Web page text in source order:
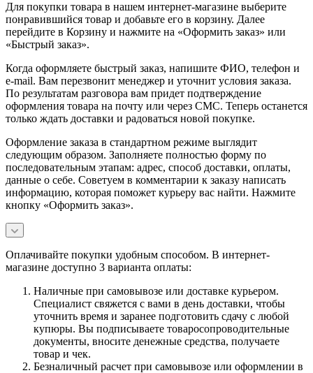
Для покупки товара в нашем интернет-магазине выберите
понравившийся товар и добавьте его в корзину. Далее
перейдите в Корзину и нажмите на «Оформить заказ» или
«Быстрый заказ».
Когда оформляете быстрый заказ, напишите ФИО, телефон и
e-mail. Вам перезвонит менеджер и уточнит условия заказа.
По результатам разговора вам придет подтверждение
оформления товара на почту или через СМС. Теперь останется
только ждать доставки и радоваться новой покупке.
Оформление заказа в стандартном режиме выглядит
следующим образом. Заполняете полностью форму по
последовательным этапам: адрес, способ доставки, оплаты,
данные о себе. Советуем в комментарии к заказу написать
информацию, которая поможет курьеру вас найти. Нажмите
кнопку «Оформить заказ».
Оплачивайте покупки удобным способом. В интернет-
магазине доступно 3 варианта оплаты:
Наличные при самовывозе или доставке курьером.
Специалист свяжется с вами в день доставки, чтобы
уточнить время и заранее подготовить сдачу с любой
купюры. Вы подписываете товаросопроводительные
документы, вносите денежные средства, получаете
товар и чек.
Безналичный расчет при самовывозе или оформлении в